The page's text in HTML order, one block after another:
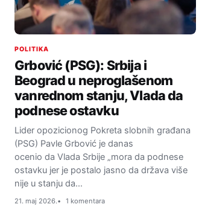
POLITIKA
Grbović (PSG): Srbija i
Beograd u neproglašenom
vanrednom stanju, Vlada da
podnese ostavku
Lider opozicionog Pokreta slobnih građana
(PSG) Pavle Grbović je danas
ocenio da Vlada Srbije „mora da podnese
ostavku jer je postalo jasno da država više
nije u stanju da…
21. maj 2026. 1 komentara